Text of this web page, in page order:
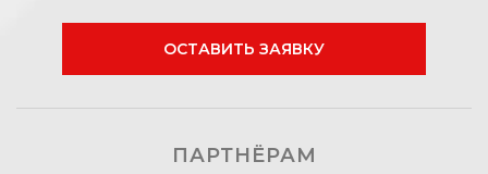
ОСТАВИТЬ ЗАЯВКУ
ПАРТНЁРАМ